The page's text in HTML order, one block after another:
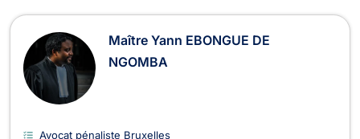
Maître Yann EBONGUE DE
NGOMBA
Avocat pénaliste Bruxelles